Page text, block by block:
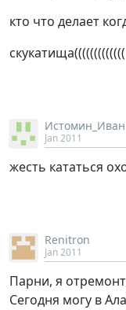
кто что делает
скукатища(((((((((((((
Истомин_Иван
Jan 2011
жесть кататься
Renitron
Jan 2011
Парни, я
Сегодня могу в